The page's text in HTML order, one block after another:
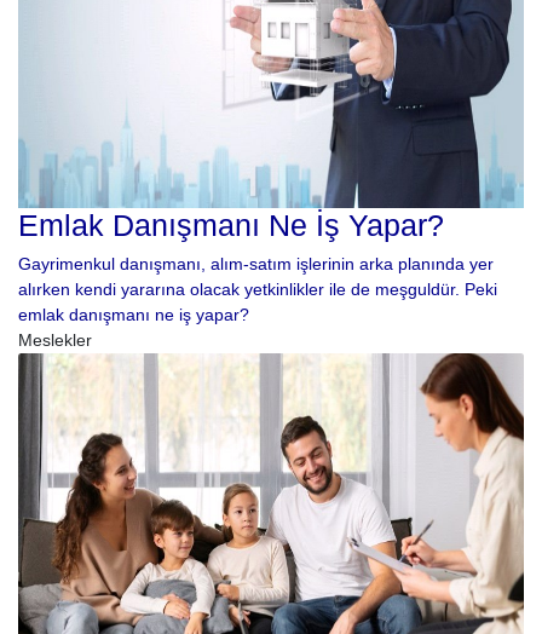
Emlak Danışmanı Ne İş Yapar?
Gayrimenkul danışmanı, alım-satım işlerinin arka planında yer
alırken kendi yararına olacak yetkinlikler ile de meşguldür. Peki
emlak danışmanı ne iş yapar?
Meslekler